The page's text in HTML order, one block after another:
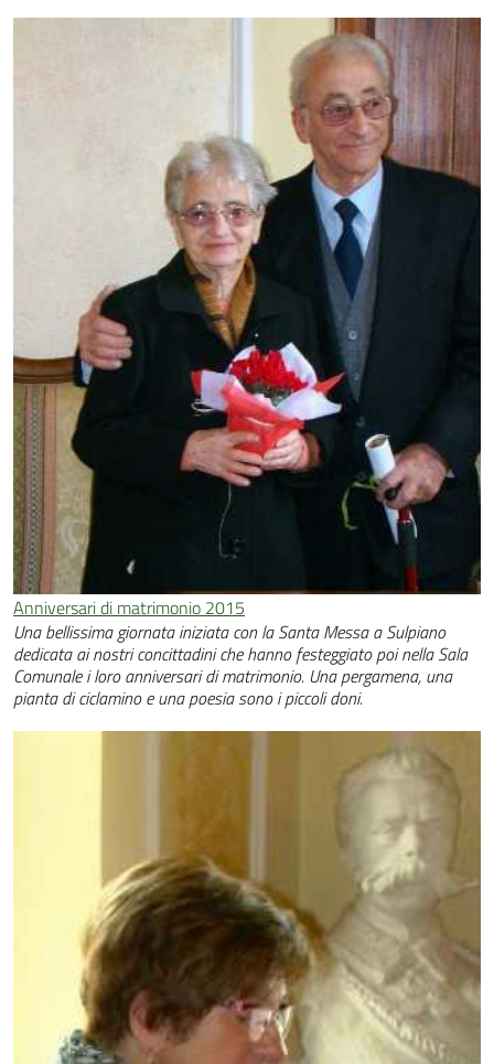
Anniversari di matrimonio 2015
Una bellissima giornata iniziata con la Santa Messa a Sulpiano
dedicata ai nostri concittadini che hanno festeggiato poi nella Sala
Comunale i loro anniversari di matrimonio. Una pergamena, una
pianta di ciclamino e una poesia sono i piccoli doni.